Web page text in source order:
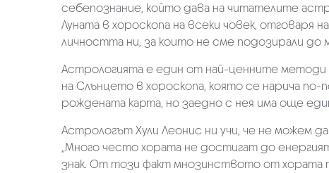
себепознание, който дава на читателите
Луната в хороскопа на всеки човек, отговаря
личността ни, за които не сме подозирали до
Aстрологията е един от най-ценните методи
на Слънцето в хороскопа, която се нарича
рождената карта, но заедно с нея има още
Aстрологът Хули Леонис ни учи, че не можем
„Много често хората не достигат до
знак. От този факт мнозинството от хората